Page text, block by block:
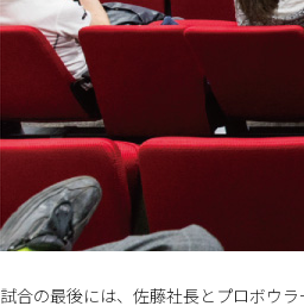
試合の最後には、佐藤社長とプロボウ